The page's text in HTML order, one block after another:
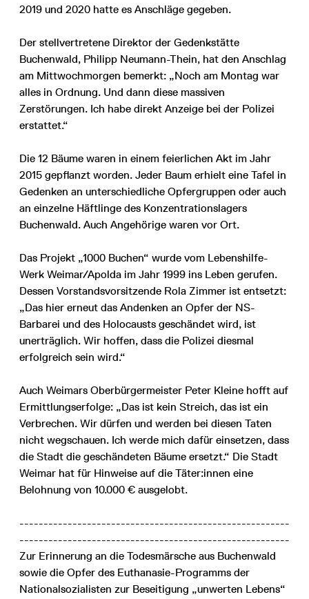
2019 und 2020 hatte es Anschläge gegeben.
Der stellvertretene Direktor der Gedenkstätte
Buchenwald, Philipp Neumann-Thein, hat den Anschlag
am Mittwochmorgen bemerkt: „Noch am Montag war
alles in Ordnung. Und dann diese massiven
Zerstörungen. Ich habe direkt Anzeige bei der Polizei
erstattet.“
Die 12 Bäume waren in einem feierlichen Akt im Jahr
2015 gepflanzt worden. Jeder Baum erhielt eine Tafel in
Gedenken an unterschiedliche Opfergruppen oder auch
an einzelne Häftlinge des Konzentrationslagers
Buchenwald. Auch Angehörige waren vor Ort.
Das Projekt „1000 Buchen“ wurde vom Lebenshilfe-
Werk Weimar/Apolda im Jahr 1999 ins Leben gerufen.
Dessen Vorstandsvorsitzende Rola Zimmer ist entsetzt:
„Das hier erneut das Andenken an Opfer der NS-
Barbarei und des Holocausts geschändet wird, ist
unerträglich. Wir hoffen, dass die Polizei diesmal
erfolgreich sein wird.“
Auch Weimars Oberbürgermeister Peter Kleine hofft auf
Ermittlungserfolge: „Das ist kein Streich, das ist ein
Verbrechen. Wir dürfen und werden bei diesen Taten
nicht wegschauen. Ich werde mich dafür einsetzen, dass
die Stadt die geschändeten Bäume ersetzt.“ Die Stadt
Weimar hat für Hinweise auf die Täter:innen eine
Belohnung von 10.000 € ausgelobt.
--------------------------------------------------------
--------------------------------------------------------
Zur Erinnerung an die Todesmärsche aus Buchenwald
sowie die Opfer des Euthanasie-Programms der
Nationalsozialisten zur Beseitigung „unwerten Lebens“